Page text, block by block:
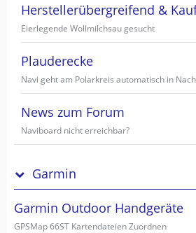
Herstellerübergreifend &
Eierlegende Wollmilchsau gesucht
Plauderecke
Navi geht am Polarkreis automatisch in
News zum Forum
Naviboard nicht erreichbar?
Garmin
Garmin Outdoor Handgeräte
GPSMap 66ST Kartendateien Zuordnen